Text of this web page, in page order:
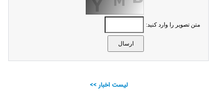
متن تصویر را وارد کنید:
لیست اخبار >>